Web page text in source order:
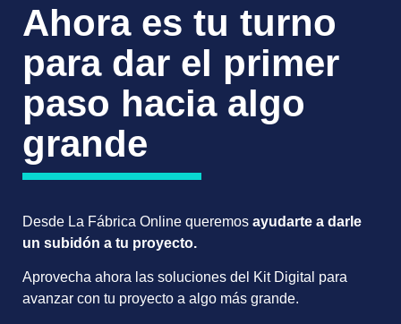
Ahora es tu turno
para dar el primer
paso hacia algo
grande
Desde La Fábrica Online queremos ayudarte a darle
un subidón a tu proyecto.
Aprovecha ahora las soluciones del Kit Digital para
avanzar con tu proyecto a algo más grande.